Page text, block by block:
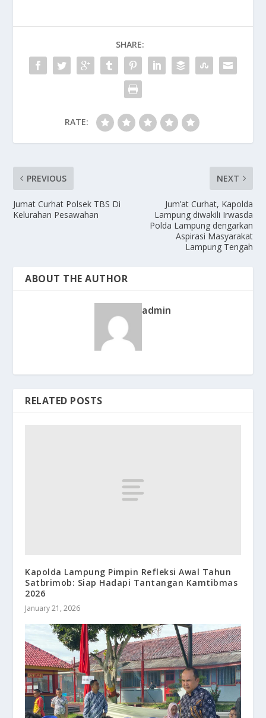
o
o
k
o
n SHARE:
RATE:
PREVIOUS
Jumat Curhat Polsek TBS Di
Kelurahan Pesawahan
NEXT
Jum’at Curhat, Kapolda
Lampung diwakili Irwasda
Polda Lampung dengarkan
Aspirasi Masyarakat
Lampung Tengah
ABOUT THE AUTHOR
admin
RELATED POSTS
Kapolda Lampung Pimpin Refleksi Awal Tahun
Satbrimob: Siap Hadapi Tantangan Kamtibmas
2026
January 21, 2026